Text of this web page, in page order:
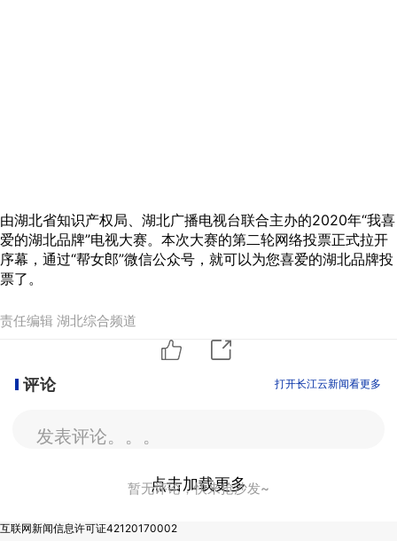
由湖北省知识产权局、湖北广播电视台联合主办的2020年“我喜
爱的湖北品牌”电视大赛。本次大赛的第二轮网络投票正式拉开
序幕，通过“帮女郎”微信公众号，就可以为您喜爱的湖北品牌投
票了。
责任编辑 湖北综合频道
评论 打开长江云新闻看更多
发表评论。。。
暂无评论，快来抢沙发~
点击加载更多
互联网新闻信息许可证42120170002